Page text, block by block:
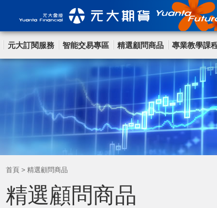
元大訂閱服務 智能交易專區 精選顧問商品 專業教學課
首頁 > 精選顧問商品
精選顧問商品